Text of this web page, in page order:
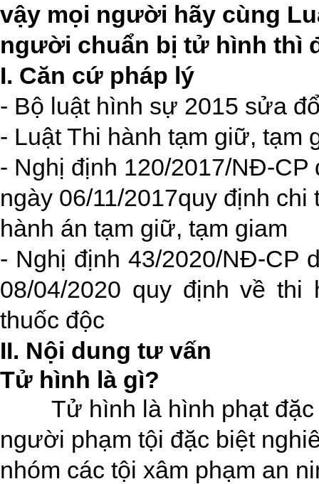
vậy mọi người hãy cùng
người chuẩn bị tử hình thì
I. Căn cứ pháp lý
- Bộ luật hình sự 2015 sửa
- Luật Thi hành tạm giữ, tạm
- Nghị định 120/2017/NĐ-CP
ngày 06/11/2017quy định
hành án tạm giữ, tạm giam
- Nghị định 43/2020/NĐ-CP
08/04/2020 quy định về
thuốc độc
II. Nội dung tư vấn
Tử hình là gì?
Tử hình là hình phạt
người phạm tội đặc biệt
nhóm các tội xâm phạm an